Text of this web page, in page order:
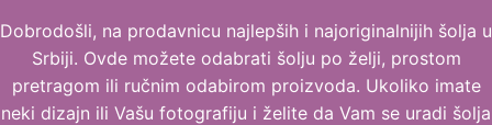
Dobrodošli, na prodavnicu najlepših i najoriginalnijih šolja u
Srbiji. Ovde možete odabrati šolju po želji, prostom
pretragom ili ručnim odabirom proizvoda. Ukoliko imate
neki dizajn ili Vašu fotografiju i želite da Vam se uradi šolja
до
садржаја